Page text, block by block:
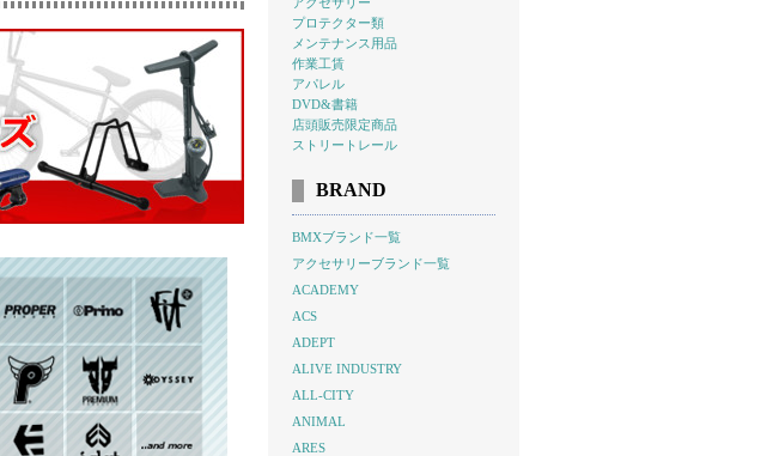
プロテクター類
メンテナンス用品
作業工賃
アパレル
DVD&書籍
店頭販売限定商品
ストリートレール
BRAND
BMXブランド一覧
アクセサリーブランド一覧
ACADEMY
ACS
ADEPT
ALIVE INDUSTRY
ALL-CITY
ANIMAL
ARES